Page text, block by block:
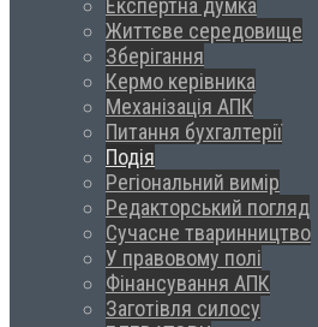
Експертна думка
Життєве середовище
Зберігання
Кермо керівника
Механізація АПК
Питання бухгалтерії
Подія
Регіональний вимір
Редакторський погляд
Сучасне тваринництво
У правовому полі
Фінансування АПК
Заготівля силосу